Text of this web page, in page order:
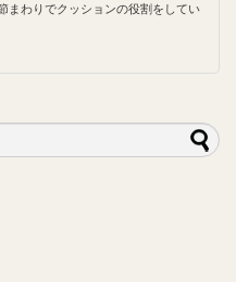
まわりでクッションの役割をしてい